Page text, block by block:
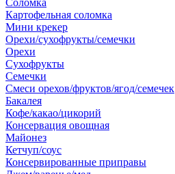
Соломка
Картофельная соломка
Мини крекер
Орехи/сухофрукты/семечки
Орехи
Сухофрукты
Семечки
Смеси орехов/фруктов/ягод/семечек
Бакалея
Кофе/какао/цикорий
Консервация овощная
Майонез
Кетчуп/соус
Консервированные приправы